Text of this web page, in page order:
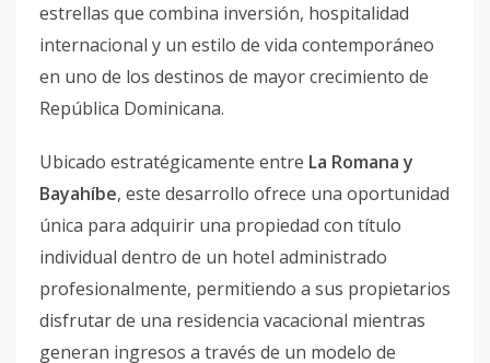
estrellas que combina inversión, hospitalidad
internacional y un estilo de vida contemporáneo
en uno de los destinos de mayor crecimiento de
República Dominicana.
Ubicado estratégicamente entre La Romana y
Bayahíbe, este desarrollo ofrece una oportunidad
única para adquirir una propiedad con título
individual dentro de un hotel administrado
profesionalmente, permitiendo a sus propietarios
disfrutar de una residencia vacacional mientras
generan ingresos a través de un modelo de